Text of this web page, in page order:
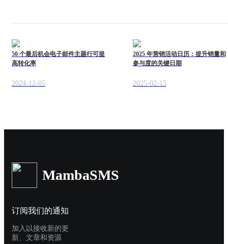
50 个最后机会电子邮件主题行可提
高转化率
2024-12-05
2025 年营销活动日历：提升销量和
参与度的关键日期
2025-02-15
MambaSMS
订阅我们的通知
加入以接收新的更
新、文章和资源